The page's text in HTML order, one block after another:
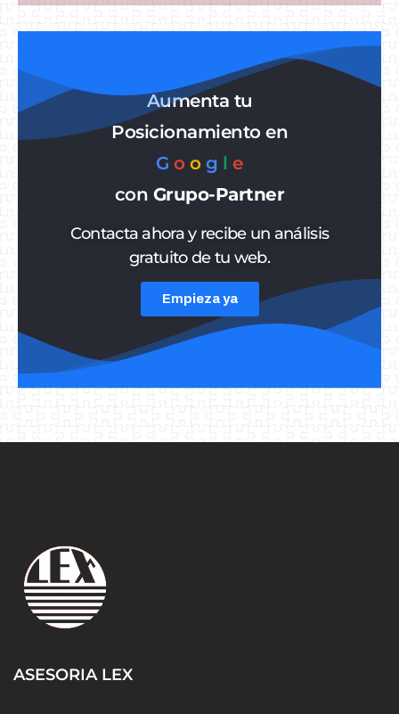
Aumenta tu
Posicionamiento en
G o o g l e
con Grupo-Partner
Contacta ahora y recibe un análisis
gratuito de tu web.
Empieza ya
ASESORIA LEX